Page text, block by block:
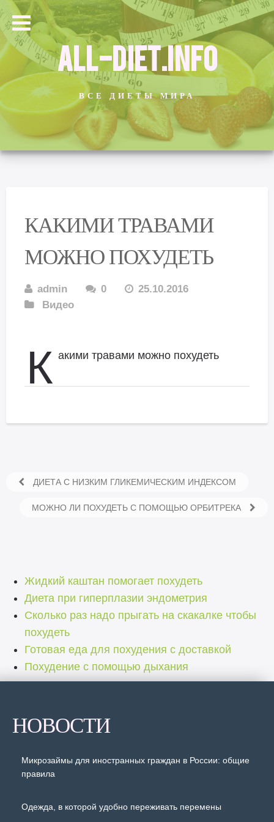
ALL-DIET.INFO
ВСЕ ДИЕТЫ МИРА
КАКИМИ ТРАВАМИ
МОЖНО ПОХУДЕТЬ
admin 0
25.10.2016
Видео
К акими травами можно похудеть
ДИЕТА С НИЗКИМ ГЛИКЕМИЧЕСКИМ ИНДЕКСОМ
МОЖНО ЛИ ПОХУДЕТЬ С ПОМОЩЬЮ ОРБИТРЕКА
Жидкий каштан помогает похудеть
Диета при гиперплазии эндометрия
Сколько раз надо прыгать на скакалке чтобы
похудеть
Готовая еда для похудения с доставкой
Похудение с помощью дыхания
НОВОСТИ
Микрозаймы для иностранных граждан в России: общие
правила
Одежда, в которой удобно переживать перемены